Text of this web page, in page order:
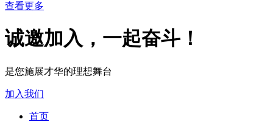
查看更多
诚邀加入，一起奋斗！
是您施展才华的理想舞台
加入我们
首页